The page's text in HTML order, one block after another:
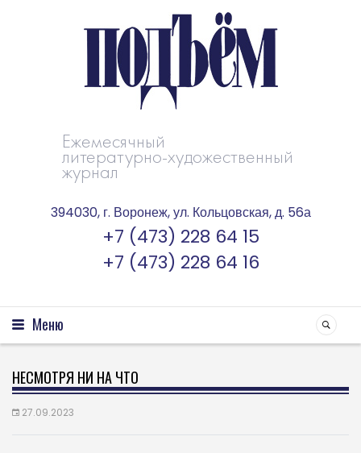
Ежемесячный
литературно-художественный
журнал
394030, г. Воронеж, ул. Кольцовская, д. 56а
+7 (473) 228 64 15
+7 (473) 228 64 16
Меню
НЕСМОТРЯ НИ НА ЧТО
27.09.2023